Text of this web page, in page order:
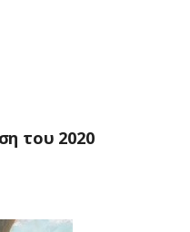
του 2020